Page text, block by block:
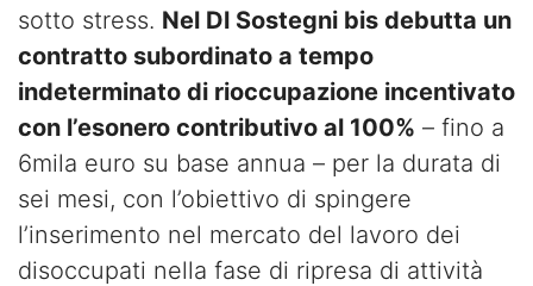
sotto stress. Nel Dl Sostegni bis debutta un
contratto subordinato a tempo
indeterminato di rioccupazione incentivato
con l’esonero contributivo al 100% – fino a
6mila euro su base annua – per la durata di
sei mesi, con l’obiettivo di spingere
l’inserimento nel mercato del lavoro dei
disoccupati nella fase di ripresa di attività